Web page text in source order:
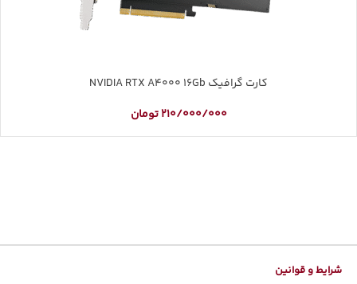
کارت گرافیک NVIDIA RTX A4000 16Gb
210/000/000 تومان
شرایط و قوانین